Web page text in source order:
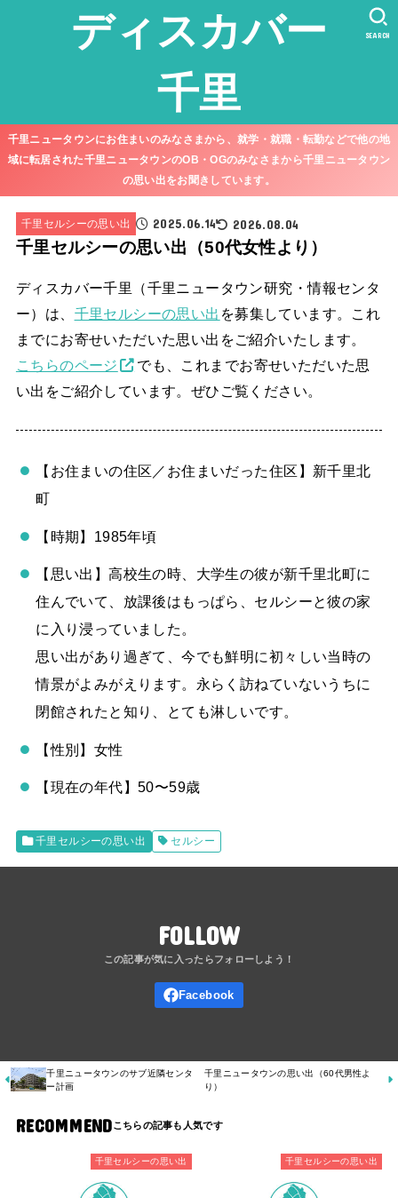
ディスカバー
千里
SEARCH
千里ニュータウンにお住まいのみなさまから、就学・就職・転勤などで他の地
域に転居された千里ニュータウンのOB・OGのみなさまから千里ニュータウン
の思い出をお聞きしています。
千里セルシーの思い出 2025.06.14 2026.08.04
千里セルシーの思い出（50代女性より）
ディスカバー千里（千里ニュータウン研究・情報センタ
ー）は、 千里セルシーの思い出 を募集しています。これ
までにお寄せいただいた思い出をご紹介いたします。
こちらのページ
でも、これまでお寄せいただいた思
い出をご紹介しています。ぜひご覧ください。
【お住まいの住区／お住まいだった住区】新千里北
町
【時期】1985年頃
【思い出】高校生の時、大学生の彼が新千里北町に
住んでいて、放課後はもっぱら、セルシーと彼の家
に入り浸っていました。
思い出があり過ぎて、今でも鮮明に初々しい当時の
情景がよみがえります。永らく訪ねていないうちに
閉館されたと知り、とても淋しいです。
【性別】女性
【現在の年代】50〜59歳
千里セルシーの思い出 セルシー
FOLLOW
千里ニュータウンのサブ近隣センタ
ー計画
千里ニュータウンの思い出（60代男性よ
り）
RECOMMEND
千里セルシーの思い出 千里セルシーの思い出